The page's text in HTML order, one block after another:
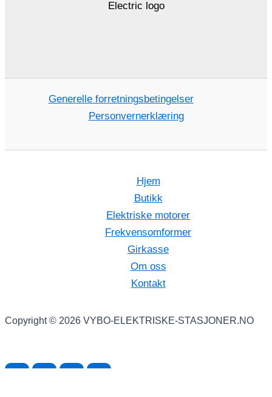
Generelle forretningsbetingelser
Personvernerklæring
Hjem
Butikk
Elektriske motorer
Frekvensomformer
Girkasse
Om oss
Kontakt
Copyright © 2026 VYBO-ELEKTRISKE-STASJONER.NO